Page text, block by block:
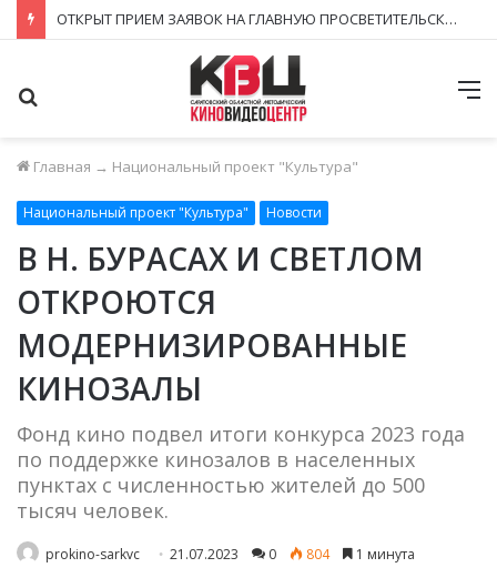
ЗАВЕРШИЛСЯ ПРИЁМ ЗАЯВОК НА ФЕСТИВАЛЬ-КОНКУРС «КИНОВЕРТИКАЛЬ 2026»
Главная → Национальный проект "Культура"
Национальный проект "Культура" Новости
В Н. БУРАСАХ И СВЕТЛОМ
ОТКРОЮТСЯ
МОДЕРНИЗИРОВАННЫЕ
КИНОЗАЛЫ
Фонд кино подвел итоги конкурса 2023 года
по поддержке кинозалов в населенных
пунктах с численностью жителей до 500
тысяч человек.
prokino-sarkvc 21.07.2023 0 804 1 минута